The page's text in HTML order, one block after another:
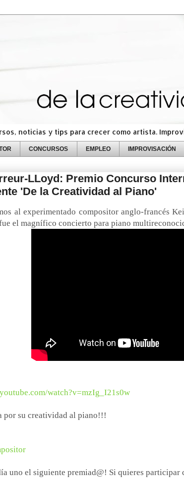
noticias y tips para crecer como artista.
CONCURSOS EMPLEO IMPROVISACIÓN
LLoyd: Premio Concurso
'De la Creatividad al Piano'
al experimentado compositor anglo-francés
el magnífico concierto para piano
watch?v=mzIg_I21s0w
por su creatividad al piano!!!
uno el siguiente premiad@! Si quieres participar